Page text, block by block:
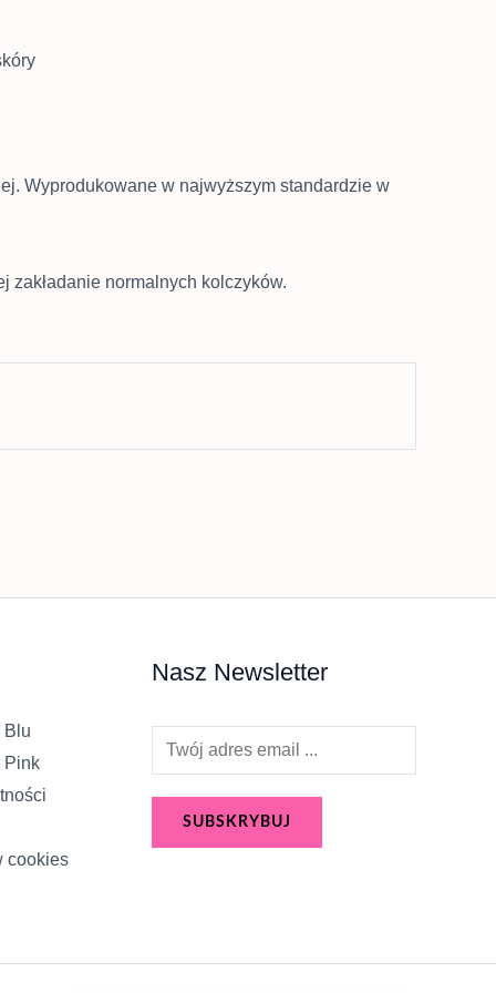
Wyprodukowane w najwyższym standardzie w
zakładanie normalnych kolczyków.
Blu
Pink
cookies
Nasz Newsletter
m
SUBSKRYBUJ